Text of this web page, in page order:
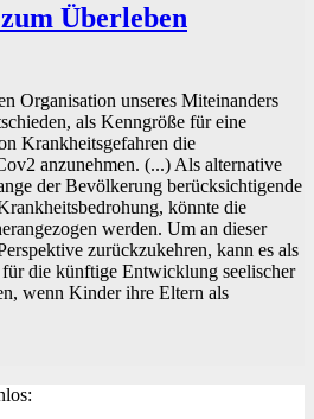
Überleben
Organisation unseres Miteinanders
als Kenngröße für eine
Krankheitsgefahren die
anzunehmen. (...) Als alternative
der Bevölkerung berücksichtigende
könnte die
werden. Um an dieser
zurückzukehren, kann es als
die künftige Entwicklung seelischer
wenn Kinder ihre Eltern als